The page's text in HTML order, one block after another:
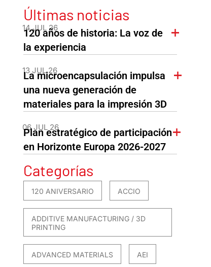
Últimas noticias
14 JUL 26
120 años de historia: La voz de
la experiencia
13 JUL 26
La microencapsulación impulsa
una nueva generación de
materiales para la impresión 3D
06 JUL 26
Plan estratégico de participación
en Horizonte Europa 2026-2027
Categorías
120 ANIVERSARIO ACCIO
ADDITIVE MANUFACTURING / 3D
PRINTING
ADVANCED MATERIALS AEI